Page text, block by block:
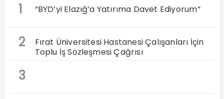
1 “BYD’yi Elazığ’a Yatırıma Davet Ediyorum”
2
Fırat Üniversitesi Hastanesi Çalışanları İçin
Toplu İş Sözleşmesi Çağrısı
3